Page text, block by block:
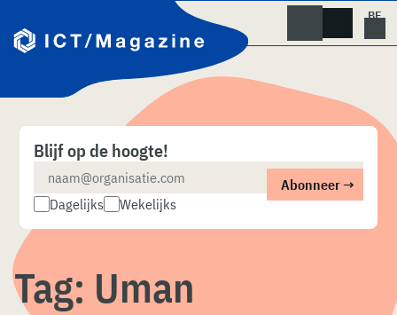
naar
content
Blijf op de hoogte!
Dagelijks Wekelijks
Tag: Uman